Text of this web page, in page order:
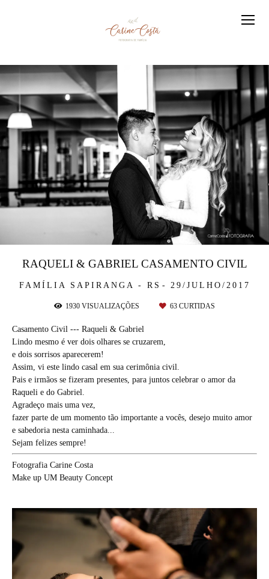
FAMÍLIA SAPIRANGA - RS 29/JULHO/2017
RAQUELI & GABRIEL CASAMENTO CIVIL
1930 VISUALIZAÇÕES 63 CURTIDAS
Casamento Civil --- Raqueli & Gabriel
Lindo mesmo é ver dois olhares se cruzarem,
e dois sorrisos aparecerem!
Assim, vi este lindo casal em sua cerimônia civil.
Pais e irmãos se fizeram presentes, para juntos celebrar o amor da
Raqueli e do Gabriel.
Agradeço mais uma vez,
fazer parte de um momento tão importante a vocês, desejo muito amor
e sabedoria nesta caminhada...
Sejam felizes sempre!
Fotografia Carine Costa
Make up UM Beauty Concept